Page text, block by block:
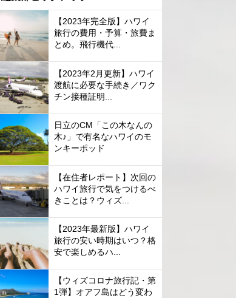
【2023年完全版】ハワイ
旅行の費用・予算・旅費ま
とめ。飛行機代...
【2023年2月更新】ハワイ
渡航に必要な手続き／ワク
チン接種証明...
日立のCM「この木なんの
木♪」で有名なハワイのモ
ンキーポッド
【在住者レポート】次回の
ハワイ旅行で気をつけるべ
きことは？ウィズ...
【2023年最新版】ハワイ
旅行の安い時期はいつ？格
安で楽しめるハ...
【ウィズコロナ旅行記・第
1弾】オアフ島はどう変わ